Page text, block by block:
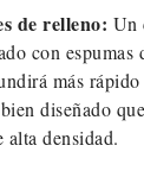
de relleno: Un
con espumas
más
diseñado
alta densidad.